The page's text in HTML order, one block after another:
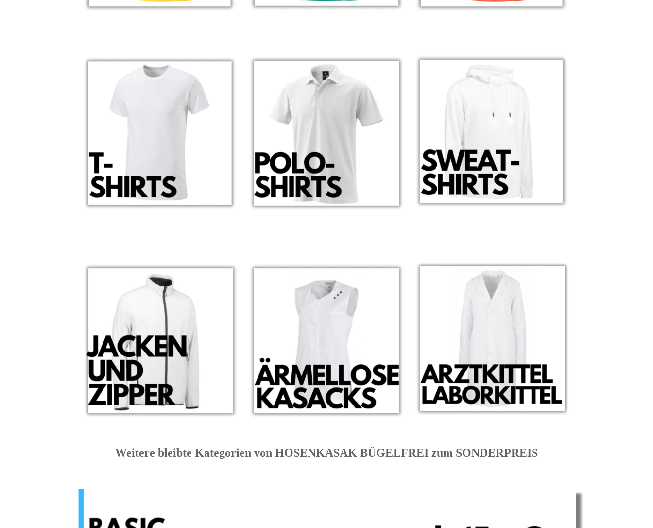
Weitere bleibte Kategorien von HOSENKASAK BÜGELFREI zum SONDERPREIS